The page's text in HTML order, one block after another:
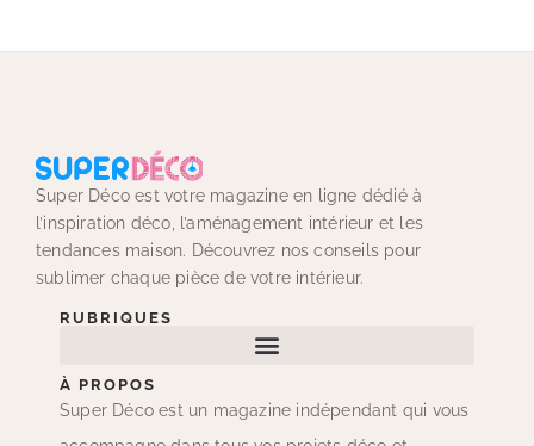
Super Déco est votre magazine en ligne dédié à
l’inspiration déco, l’aménagement intérieur et les
tendances maison. Découvrez nos conseils pour
sublimer chaque pièce de votre intérieur.
RUBRIQUES
À PROPOS
Super Déco est un magazine indépendant qui vous